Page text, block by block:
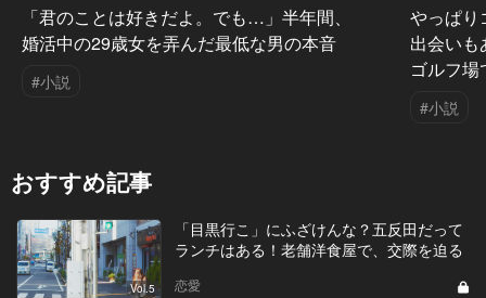
「君のことは好きだよ。でも…」半年間、
婚活中の29歳女を弄んだ最低な男の本音
#小説
やっぱり
出会い
ゴルフ
#小説
おすすめ記事
Vol.5
「目黒行こ」にふざけんな？五反田だって
ランチはある！老舗洋食屋で、交際を迫る
恋愛